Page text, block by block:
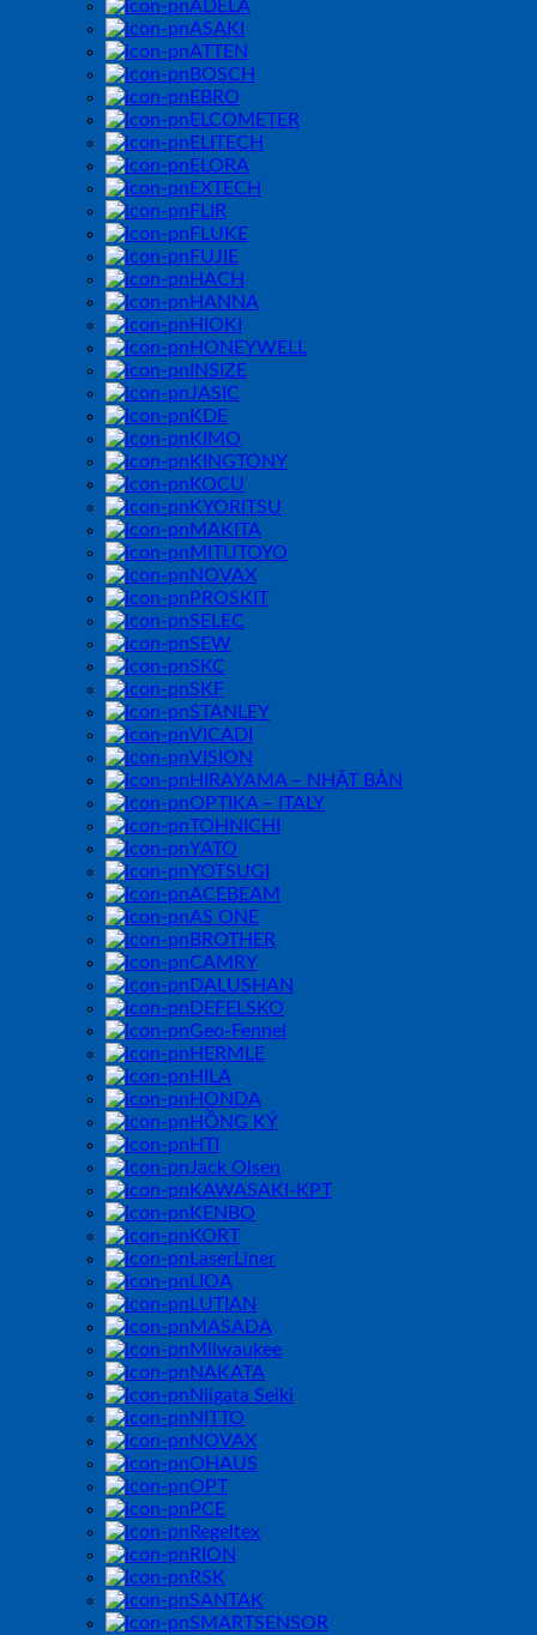
ADELA
ASAKI
ATTEN
BOSCH
EBRO
ELCOMETER
ELITECH
ELORA
EXTECH
FLIR
FLUKE
FUJIE
HACH
HANNA
HIOKI
HONEYWELL
INSIZE
JASIC
KDE
KIMO
KINGTONY
KOCU
KYORITSU
MAKITA
MITUTOYO
NOVAX
PROSKIT
SELEC
SEW
SKC
SKF
STANLEY
VICADI
VISION
HIRAYAMA – NHẬT BẢN
OPTIKA – ITALY
TOHNICHI
YATO
YOTSUGI
ACEBEAM
AS ONE
BROTHER
CAMRY
DALUSHAN
DEFELSKO
Geo-Fennel
HERMLE
HILA
HONDA
HỒNG KÝ
HTI
Jack Olsen
KAWASAKI-KPT
KENBO
KORT
LaserLiner
LIOA
LUTIAN
MASADA
Milwaukee
NAKATA
Niigata Seiki
NITTO
NOVAX
OHAUS
OPT
PCE
Regeltex
RION
RSK
SANTAK
SMARTSENSOR